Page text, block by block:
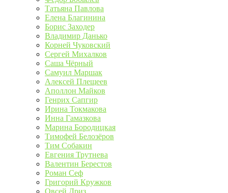
Татьяна Павлова
Елена Благинина
Борис Заходер
Владимир Данько
Корней Чуковский
Сергей Михалков
Саша Чёрный
Самуил Маршак
Алексей Плещеев
Аполлон Майков
Генрих Сапгир
Ирина Токмакова
Инна Гамазкова
Марина Бородицкая
Тимофей Белозёров
Тим Собакин
Евгения Трутнева
Валентин Берестов
Роман Сеф
Григорий Кружков
Овсей Дриз